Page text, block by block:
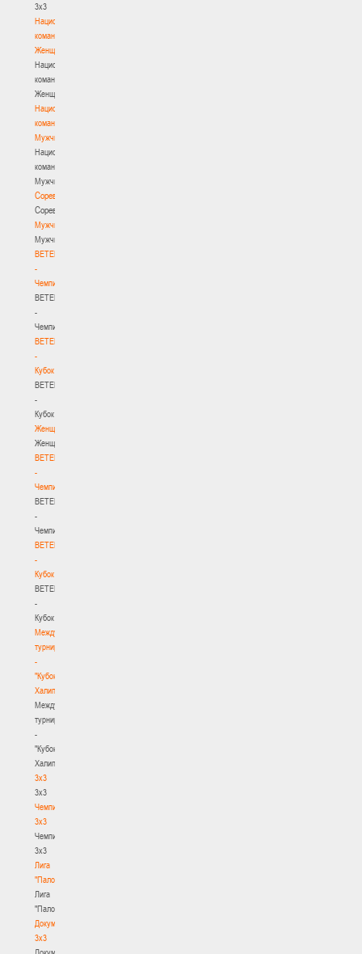
3х3
Национальная
команда.
Женщины
Национальная
команда.
Женщины
Национальная
команда.
Мужчины
Национальная
команда.
Мужчины
Соревнования
Соревнования
Мужчины
Мужчины
BETERA
-
Чемпионат
BETERA
-
Чемпионат
BETERA
-
Кубок
BETERA
-
Кубок
Женщины
Женщины
BETERA
-
Чемпионат
BETERA
-
Чемпионат
BETERA
-
Кубок
BETERA
-
Кубок
Международный
турнир
-
"Кубок
Халипского"
Международный
турнир
-
"Кубок
Халипского"
3x3
3x3
Чемпионат
3х3
Чемпионат
3х3
Лига
"Палова"
Лига
"Палова"
Документы
3х3
Документы